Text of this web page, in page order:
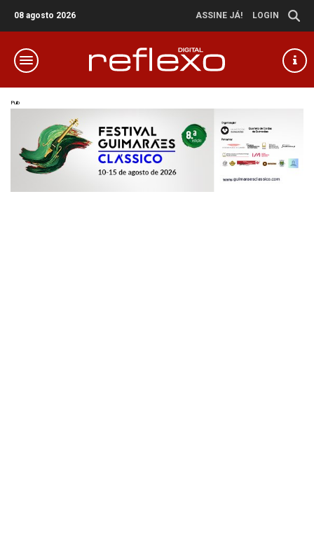
08 agosto 2026 ASSINE JÁ! LOGIN
Pub